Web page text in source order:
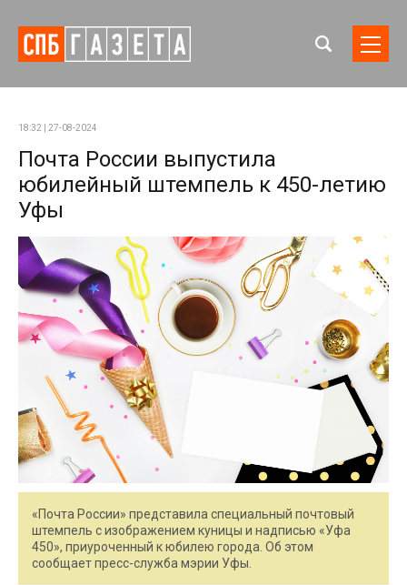
18:32 | 27-08-2024
Почта России выпустила
юбилейный штемпель к 450-летию
Уфы
«Почта России» представила специальный почтовый
штемпель с изображением куницы и надписью «Уфа
450», приуроченный к юбилею города. Об этом
сообщает пресс-служба мэрии Уфы.